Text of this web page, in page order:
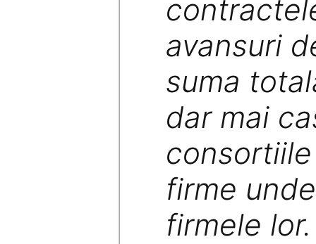
avansuri
suma
dar mai
firme
firmele lor.